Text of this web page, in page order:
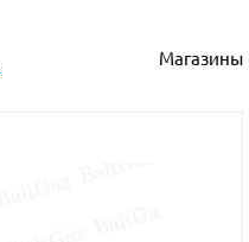
Магазины